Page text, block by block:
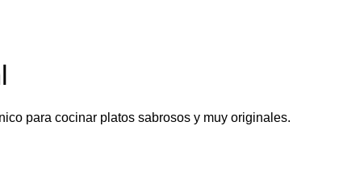
para cocinar platos sabrosos y muy originales.